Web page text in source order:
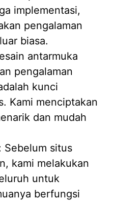
implementasi,
pengalaman
biasa.
antarmuka
pengalaman
kunci
Kami menciptakan
dan mudah
Sebelum situs
kami melakukan
untuk
berfungsi